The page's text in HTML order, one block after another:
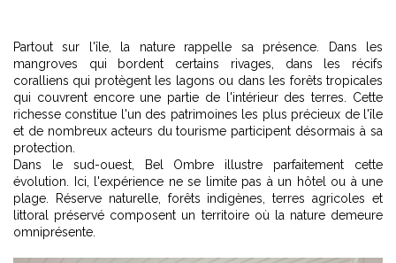
Partout sur l'île, la nature rappelle sa présence. Dans les
mangroves qui bordent certains rivages, dans les récifs
coralliens qui protègent les lagons ou dans les forêts tropicales
qui couvrent encore une partie de l'intérieur des terres. Cette
richesse constitue l'un des patrimoines les plus précieux de l'île
et de nombreux acteurs du tourisme participent désormais à sa
protection.
Dans le sud-ouest, Bel Ombre illustre parfaitement cette
évolution. Ici, l'expérience ne se limite pas à un hôtel ou à une
plage. Réserve naturelle, forêts indigènes, terres agricoles et
littoral préservé composent un territoire où la nature demeure
omniprésente.